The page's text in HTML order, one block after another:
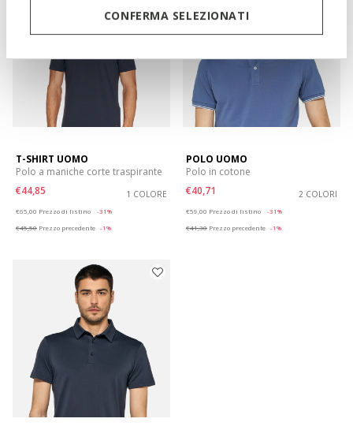
CONFERMA SELEZIONATI
T-SHIRT UOMO
Polo a maniche corte traspirante
€44,85
1 COLORE
€65,00 Prezzo di listino
-31%
€45,50 Prezzo precedente -1%
POLO UOMO
Polo in cotone
€40,71
2 COLORI
€59,00 Prezzo di listino
-31%
€41,30 Prezzo precedente -1%